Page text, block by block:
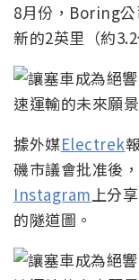
8月份，Boring公
新的2英里（約
據外媒Electrek
磯市議會批准後
Instagram上分
的隧道圖。